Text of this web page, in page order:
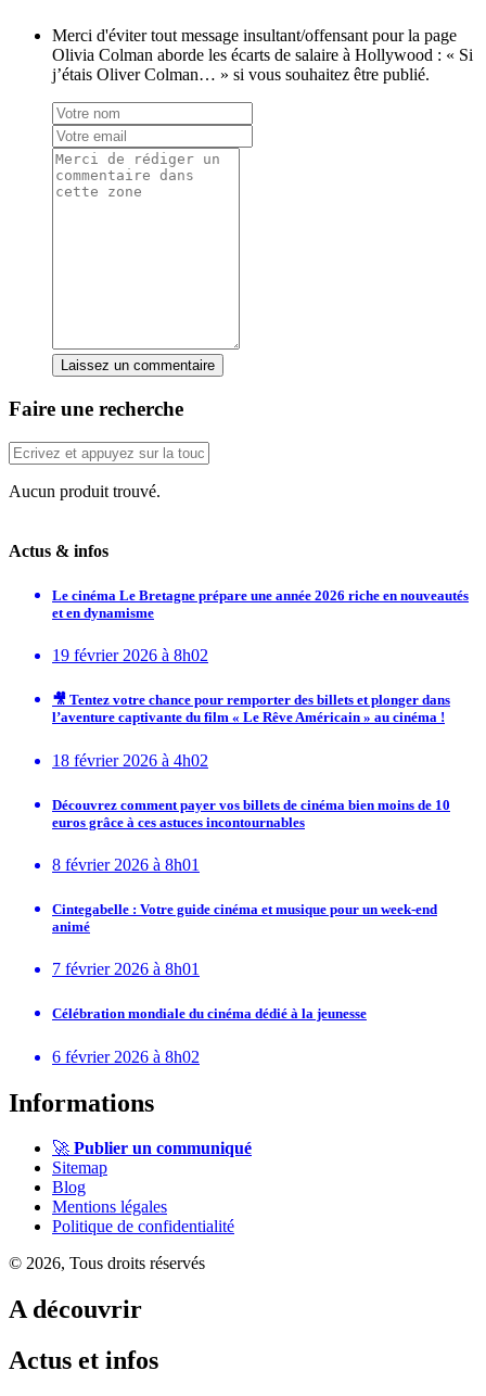
Merci d'éviter tout message insultant/offensant pour la page
Olivia Colman aborde les écarts de salaire à Hollywood : « Si
j’étais Oliver Colman… » si vous souhaitez être publié.
Laissez un commentaire
Faire une recherche
Aucun produit trouvé.
Actus & infos
Le cinéma Le Bretagne prépare une année 2026 riche en nouveautés
et en dynamisme
19 février 2026 à 8h02
🎥 Tentez votre chance pour remporter des billets et plonger dans
l’aventure captivante du film « Le Rêve Américain » au cinéma !
18 février 2026 à 4h02
Découvrez comment payer vos billets de cinéma bien moins de 10
euros grâce à ces astuces incontournables
8 février 2026 à 8h01
Cintegabelle : Votre guide cinéma et musique pour un week-end
animé
7 février 2026 à 8h01
Célébration mondiale du cinéma dédié à la jeunesse
6 février 2026 à 8h02
Informations
🚀 Publier un communiqué
Sitemap
Blog
Mentions légales
Politique de confidentialité
© 2026, Tous droits réservés
A découvrir
Actus et infos